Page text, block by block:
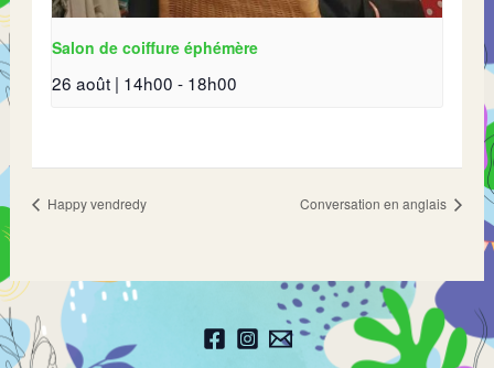
Salon de coiffure éphémère
26 août | 14h00 - 18h00
Happy vendredy Conversation en anglais